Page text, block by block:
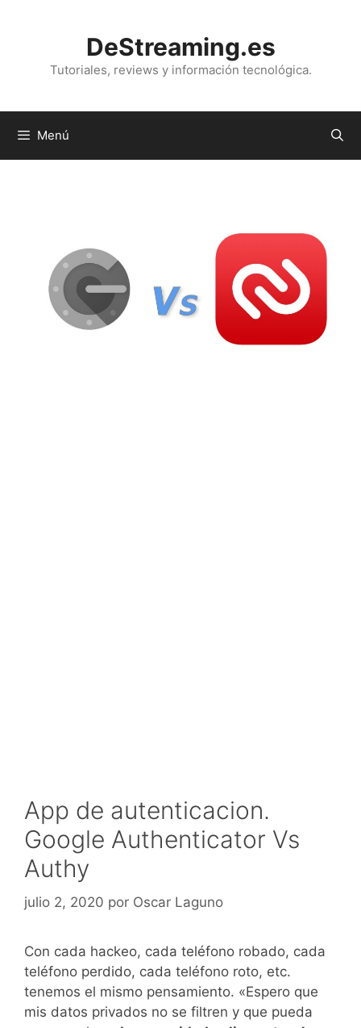
DeStreaming.es
Tutoriales, reviews y información tecnológica.
Menú
App de autenticacion.
Google Authenticator Vs
Authy
julio 2, 2020 por Oscar Laguno
Con cada hackeo, cada teléfono robado, cada
teléfono perdido, cada teléfono roto, etc.
tenemos el mismo pensamiento. «Espero que
mis datos privados no se filtren y que pueda